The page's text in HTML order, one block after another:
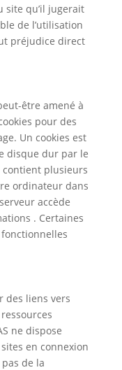
site qu’il jugerait
de l’utilisation
préjudice direct
être amené à
pour des
Un cookies est
disque dur par le
contient plusieurs
ordinateur dans
accède
. Certaines
des liens vers
ne dispose
en connexion
de la